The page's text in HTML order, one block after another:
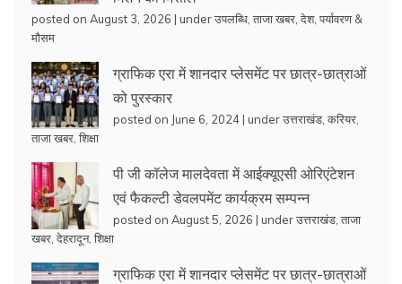
posted on August 3, 2026 | underउपलब्धि ताजा खबर देश, पर्यावरण &
मौसम
ग्राफिक एरा में शानदार प्लेसमेंट पर छात्र-छात्राओं
को पुरस्कार
posted on June 6, 2024 | underउत्तराखंड करियर
ताजा खबर शिक्षा
पी जी कॉलेज मालदेवता में आईक्यूएसी ओरिएंटेशन
एवं फैकल्टी डेवलपमेंट कार्यक्रम सम्पन्न
posted on August 5, 2026 | underउत्तराखंड ताजा
खबर देहरादून, शिक्षा
ग्राफिक एरा में शानदार प्लेसमेंट पर छात्र-छात्राओं